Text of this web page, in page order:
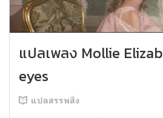
แปลเพลง Mollie
eyes
แปลสรรพสิ่ง